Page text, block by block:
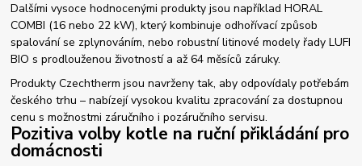
Dalšími vysoce hodnocenými produkty jsou například HORAL
COMBI (16 nebo 22 kW), který kombinuje odhořívací způsob
spalování se zplynováním, nebo robustní litinové modely řady LUFI
BIO s prodlouženou životností a až 64 měsíců záruky.
Produkty Czechtherm jsou navrženy tak, aby odpovídaly potřebám
českého trhu – nabízejí vysokou kvalitu zpracování za dostupnou
cenu s možnostmi záručního i pozáručního servisu.
Pozitiva volby kotle na ruční přikládání pro
domácnosti